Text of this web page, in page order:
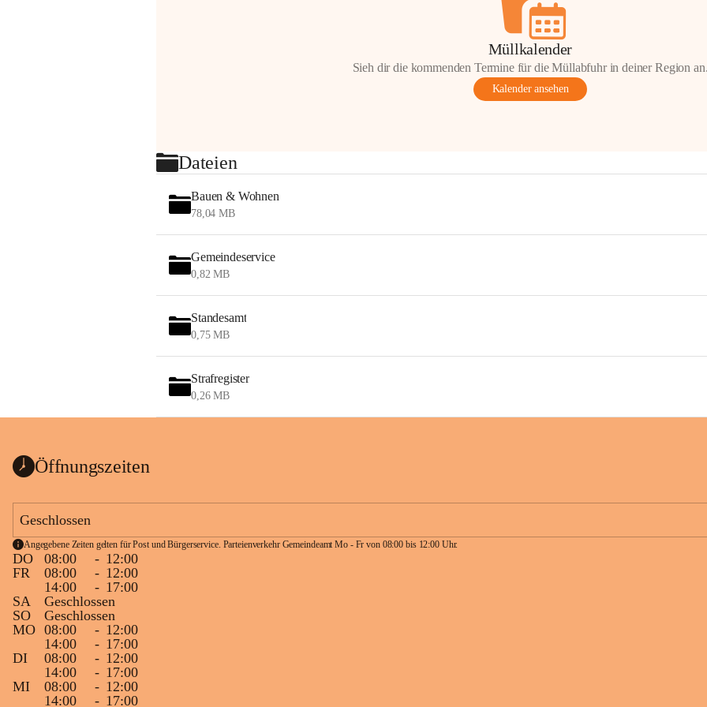
Müllkalender
Sieh dir die kommenden Termine für die Müllabfuhr in deiner Region
Kalender ansehen
Dateien
Bauen & Wohnen
78,04 MB
Gemeindeservice
0,82 MB
Standesamt
0,75 MB
Strafregister
0,26 MB
Öffnungszeiten
Geschlossen
Angegebene Zeiten gelten für Post und Bürgerservice. Parteienverkehr Gemeindeamt Mo - Fr von 08:00 bis 12:00 Uhr.
DO 08:00 - 12:00
FR
08:00 - 12:00
14:00
- 17:00
SA
Geschlossen
SO
Geschlossen
MO 08:00 - 12:00
14:00
- 17:00
DI
08:00 - 12:00
14:00
- 17:00
MI
08:00 - 12:00
14:00
- 17:00